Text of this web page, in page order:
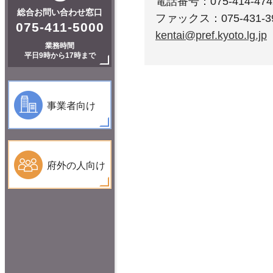
総合お問い合わせ窓口
075-411-5000
業務時間
平日9時から17時まで
事業者向け
府外の人向け
ファックス：075-431-
kentai@pref.kyoto.lg.jp